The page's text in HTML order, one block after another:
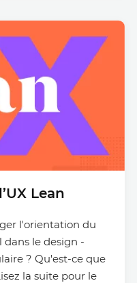
Lean
l'orientation du
le design -
? Qu'est-ce que
la suite pour le